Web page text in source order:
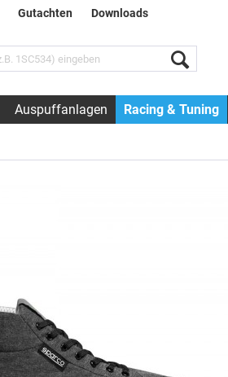
Gutachten Downloads
Auspuffanlagen Racing & Tuning